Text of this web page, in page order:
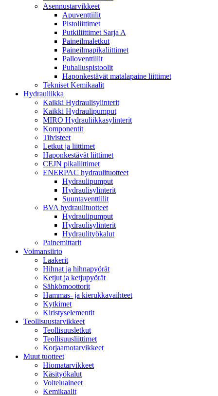
Asennustarvikkeet
Apuventtiilit
Pistoliittimet
Putkiliittimet Sarja A
Paineilmaletkut
Paineilmapikaliittimet
Palloventtiilit
Puhalluspistoolit
Haponkestävät matalapaine liittimet
Tekniset Kemikaalit
Hydrauliikka
Kaikki Hydraulisylinterit
Kaikki Hydraulipumput
MIRO Hydrauliikkasylinterit
Komponentit
Tiivisteet
Letkut ja liittimet
Haponkestävät liittimet
CEJN pikaliittimet
ENERPAC hydraulituotteet
Hydraulipumput
Hydraulisylinterit
Suuntaventtiilit
BVA hydraulituotteet
Hydraulipumput
Hydraulisylinterit
Hydraulityökalut
Painemittarit
Voimansiirto
Laakerit
Hihnat ja hihnapyörät
Ketjut ja ketjupyörät
Sähkömoottorit
Hammas- ja kierukkavaihteet
Kytkimet
Kiristyselementit
Teollisuustarvikkeet
Teollisuusletkut
Teollisuusliittimet
Korjaamotarvikkeet
Muut tuotteet
Hiomatarvikkeet
Käsityökalut
Voiteluaineet
Kemikaalit